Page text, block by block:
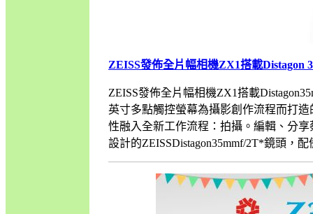
ZEISS發佈全片幅相機ZX1搭載Distagon
ZEISS發佈全片幅相機ZX1搭載
英寸多點觸控螢幕為攝影創作流程而打
性融入全新工作流程：拍攝。編輯、分
設計的ZEISSDistagon35mmf/2T*鏡頭，